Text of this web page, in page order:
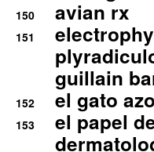
150 avian rx
151
guillain
152 el gato
153
el papel